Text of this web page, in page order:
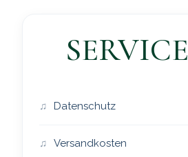
SERVICE
Datenschutz
Versandkosten